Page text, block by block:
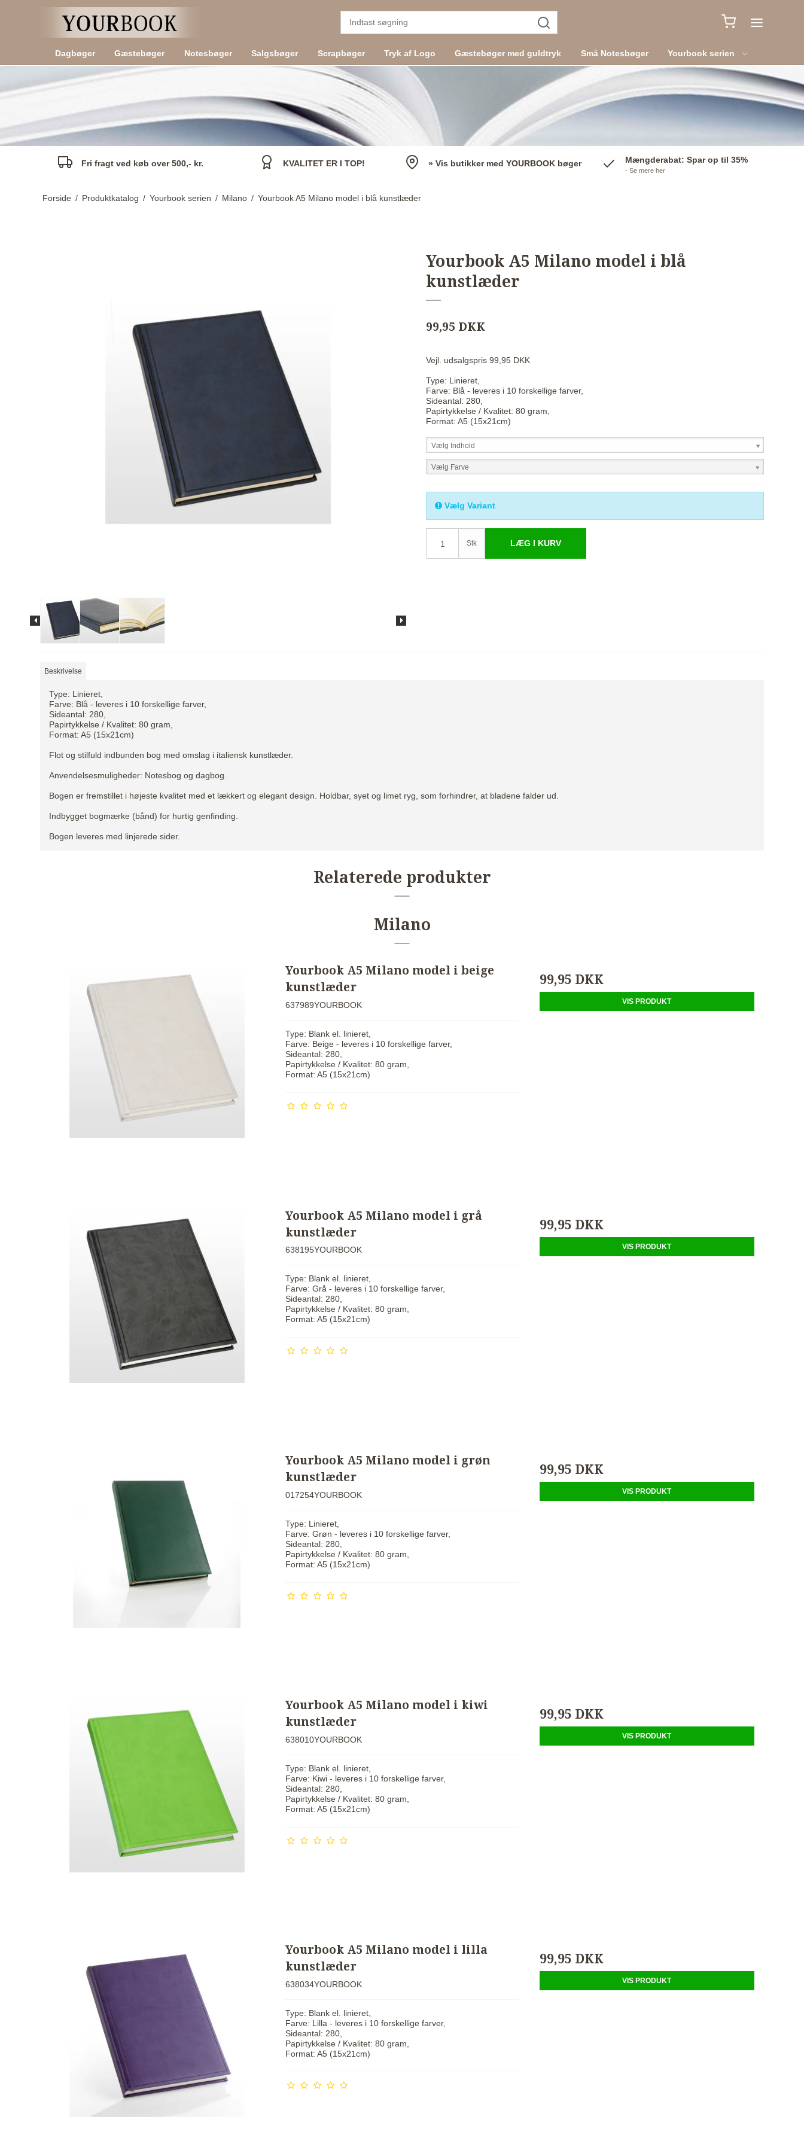
Dagbøger Gæstebøger Notesbøger Salgsbøger Scrapbøger Tryk af Logo Gæstebøger med guldtryk Små Notesbøger Yourbook serien
Fri fragt ved køb over 500,- kr. KVALITET ER I TOP! » Vis butikker med YOURBOOK bøger Mængderabat: Spar op til 35%
- Se mere her
Forside / Produktkatalog / Yourbook serien / Milano / Yourbook A5 Milano model i blå kunstlæder
Yourbook A5 Milano model i blå
kunstlæder
99,95 DKK
Vejl. udsalgspris 99,95 DKK
Type: Linieret,
Farve: Blå - leveres i 10 forskellige farver,
Sideantal: 280,
Papirtykkelse / Kvalitet: 80 gram,
Format: A5 (15x21cm)
Vælg Indhold
Vælg Farve
Vælg Variant
Stk LÆG I KURV
Beskrivelse
Type: Linieret,
Farve: Blå - leveres i 10 forskellige farver,
Sideantal: 280,
Papirtykkelse / Kvalitet: 80 gram,
Format: A5 (15x21cm)
Flot og stilfuld indbunden bog med omslag i italiensk kunstlæder.
Anvendelsesmuligheder: Notesbog og dagbog.
Bogen er fremstillet i højeste kvalitet med et lækkert og elegant design. Holdbar, syet og limet ryg, som forhindrer, at bladene falder ud.
Indbygget bogmærke (bånd) for hurtig genfinding.
Bogen leveres med linjerede sider.
Relaterede produkter
Milano
Yourbook A5 Milano model i beige
kunstlæder
637989YOURBOOK
Type: Blank el. linieret,
Farve: Beige - leveres i 10 forskellige farver,
Sideantal: 280,
Papirtykkelse / Kvalitet: 80 gram,
Format: A5 (15x21cm)
99,95 DKK
VIS PRODUKT
Yourbook A5 Milano model i grå
kunstlæder
638195YOURBOOK
Type: Blank el. linieret,
Farve: Grå - leveres i 10 forskellige farver,
Sideantal: 280,
Papirtykkelse / Kvalitet: 80 gram,
Format: A5 (15x21cm)
99,95 DKK
VIS PRODUKT
Yourbook A5 Milano model i grøn
kunstlæder
017254YOURBOOK
Type: Linieret,
Farve: Grøn - leveres i 10 forskellige farver,
Sideantal: 280,
Papirtykkelse / Kvalitet: 80 gram,
Format: A5 (15x21cm)
99,95 DKK
VIS PRODUKT
Yourbook A5 Milano model i kiwi
kunstlæder
638010YOURBOOK
Type: Blank el. linieret,
Farve: Kiwi - leveres i 10 forskellige farver,
Sideantal: 280,
Papirtykkelse / Kvalitet: 80 gram,
Format: A5 (15x21cm)
99,95 DKK
VIS PRODUKT
Yourbook A5 Milano model i lilla
kunstlæder
638034YOURBOOK
Type: Blank el. linieret,
Farve: Lilla - leveres i 10 forskellige farver,
Sideantal: 280,
Papirtykkelse / Kvalitet: 80 gram,
Format: A5 (15x21cm)
99,95 DKK
VIS PRODUKT